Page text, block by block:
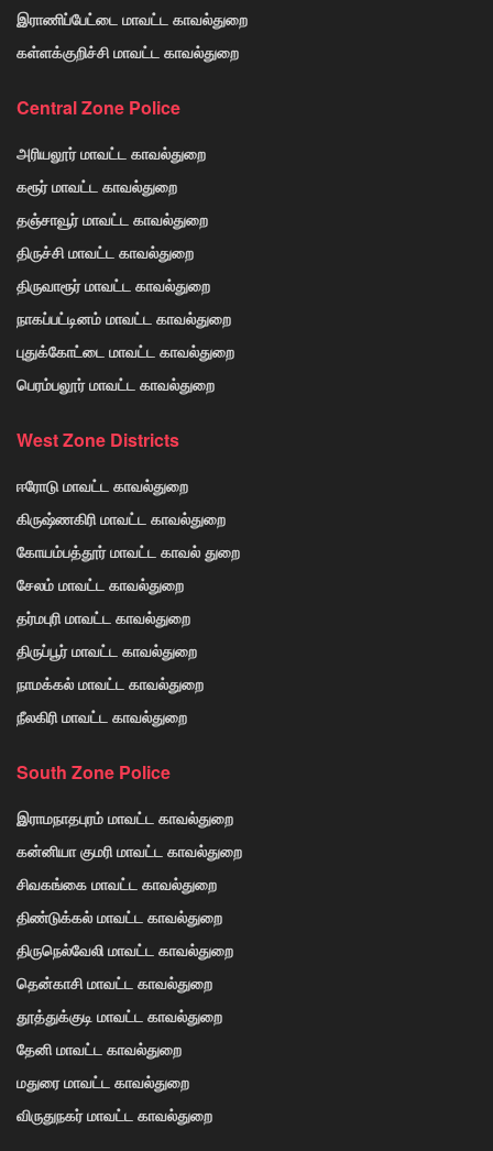
இராணிப்பேட்டை மாவட்ட காவல்துறை
கள்ளக்குறிச்சி மாவட்ட காவல்துறை
Central Zone Police
அரியலூர் மாவட்ட காவல்துறை
கரூர் மாவட்ட காவல்துறை
தஞ்சாவூர் மாவட்ட காவல்துறை
திருச்சி மாவட்ட காவல்துறை
திருவாரூர் மாவட்ட காவல்துறை
நாகப்பட்டினம் மாவட்ட காவல்துறை
புதுக்கோட்டை மாவட்ட காவல்துறை
பெரம்பலூர் மாவட்ட காவல்துறை
West Zone Districts
ஈரோடு மாவட்ட காவல்துறை
கிருஷ்ணகிரி மாவட்ட காவல்துறை
கோயம்பத்தூர் மாவட்ட காவல் துறை
சேலம் மாவட்ட காவல்துறை
தர்மபுரி மாவட்ட காவல்துறை
திருப்பூர் மாவட்ட காவல்துறை
நாமக்கல் மாவட்ட காவல்துறை
நீலகிரி மாவட்ட காவல்துறை
South Zone Police
இராமநாதபுரம் மாவட்ட காவல்துறை
கன்னியா குமரி மாவட்ட காவல்துறை
சிவகங்கை மாவட்ட காவல்துறை
திண்டுக்கல் மாவட்ட காவல்துறை
திருநெல்வேலி மாவட்ட காவல்துறை
தென்காசி மாவட்ட காவல்துறை
தூத்துக்குடி மாவட்ட காவல்துறை
தேனி மாவட்ட காவல்துறை
மதுரை மாவட்ட காவல்துறை
விருதுநகர் மாவட்ட காவல்துறை